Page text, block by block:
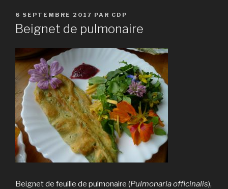
PUBLIÉ
LE
6 SEPTEMBRE 2017 PAR CDP
Beignet de pulmonaire
Beignet de feuille de pulmonaire (Pulmonaria officinalis),